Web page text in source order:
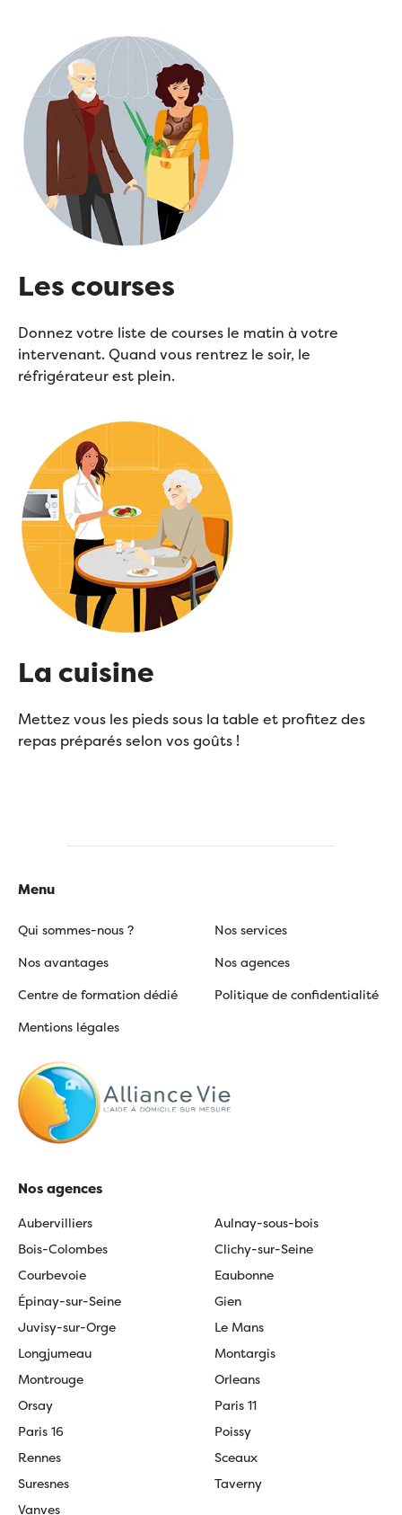
Les courses
Donnez votre liste de courses le matin à votre
intervenant. Quand vous rentrez le soir, le
réfrigérateur est plein.
La cuisine
Mettez vous les pieds sous la table et profitez des
repas préparés selon vos goûts !
Menu
Qui sommes-nous ?
Nos services
Nos avantages
Nos agences
Centre de formation dédié
Politique de confidentialité
Mentions légales
Nos agences
Aubervilliers
Aulnay-sous-bois
Bois-Colombes
Clichy-sur-Seine
Courbevoie
Eaubonne
Épinay-sur-Seine
Gien
Juvisy-sur-Orge
Le Mans
Longjumeau
Montargis
Montrouge
Orleans
Orsay
Paris 11
Paris 16
Poissy
Rennes
Sceaux
Suresnes
Taverny
Vanves